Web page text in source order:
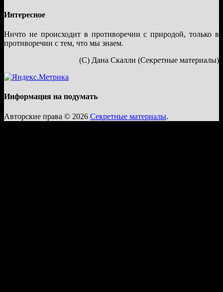
Интересное
Ничто не происходит в противоречии с природой, только в
противоречии с тем, что мы знаем.
(С) Дана Скалли (Секретные материалы)
Информация на подумать
Авторские права © 2026 Секретные материалы.